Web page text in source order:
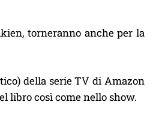
torneranno anche per la
della serie TV di Amazon
libro così come nello show.